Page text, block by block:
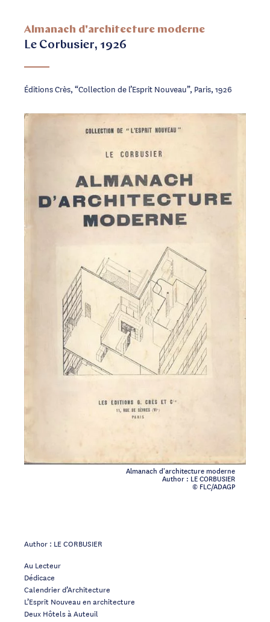
Almanach d'architecture moderne
Le Corbusier, 1926
Almanach d'architecture moderne
Author : LE CORBUSIER
© FLC/ADAGP
Éditions Crès, “Collection de l’Esprit Nouveau”, Paris, 1926
Author : LE CORBUSIER
Au Lecteur
Dédicace
Calendrier d’Architecture
L’Esprit Nouveau en architecture
Deux Hôtels à Auteuil